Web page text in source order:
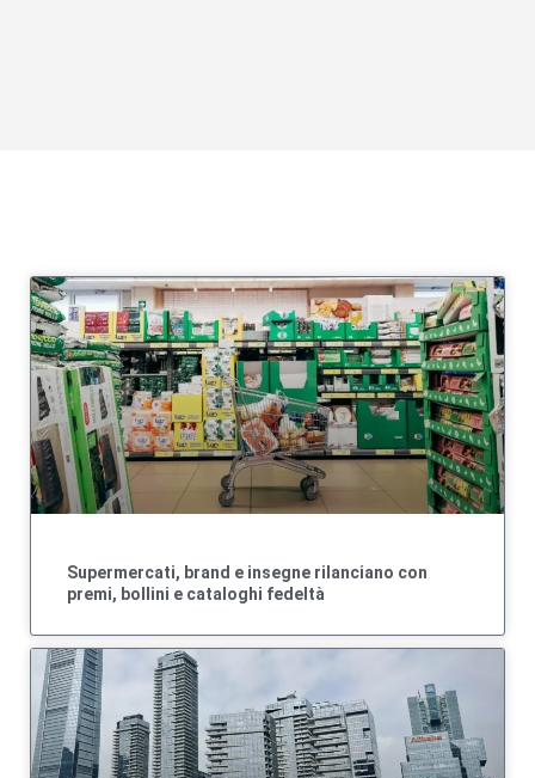
Supermercati, brand e insegne rilanciano con
premi, bollini e cataloghi fedeltà